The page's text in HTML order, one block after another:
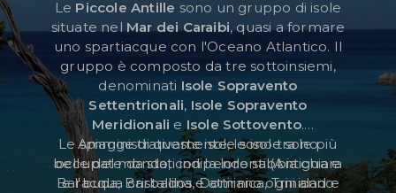
CHRISTIE'S
CONTATTI
Valuta:
$ £
Lingua:
Le Piccole Antille sono un gruppo di isole
situate nel Mar dei Caraibi, quasi a formare
uno spartiacque con l'Oceano Atlantico. Il
gruppo è composto da tre sottoinsiemi,
denominati Isole Sopravento
Settentrionali, Isole Sopravento
Meridionali eIsole Sottovento.
Amministrativamente, le isole sono
occupate da stati indipendenti (Antigua e
Barbuda, Barbados, Dominica, Trinidad e
Le spiagge di queste isole sono tra le più
belle del mondo, con la loro sabbia chiara
e l'acqua cristallina e attirano ogni anno